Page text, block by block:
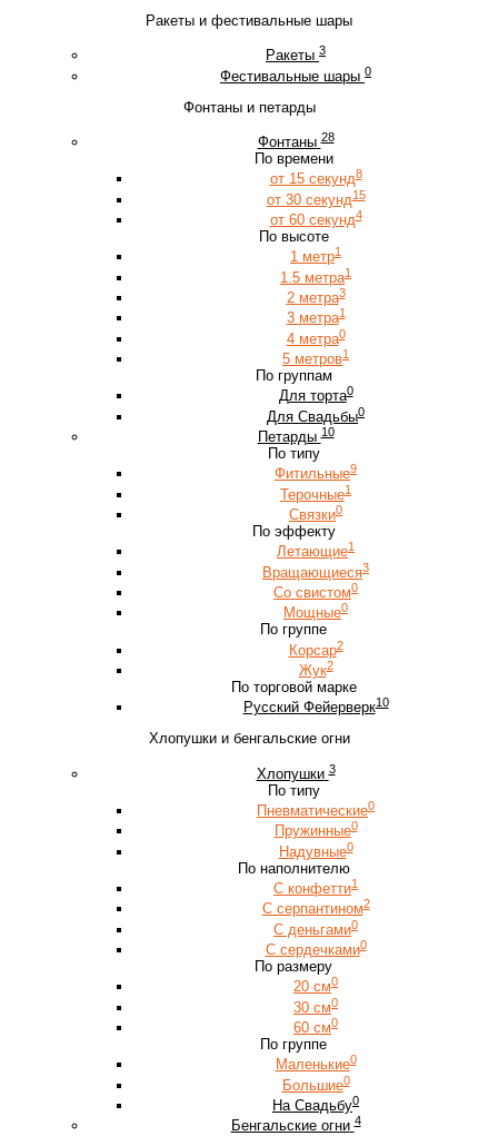
Ракеты и фестивальные шары
Ракеты 3
Фестивальные шары 0
Фонтаны и петарды
Фонтаны 28
По времени
от 15 секунд8
от 30 секунд15
от 60 секунд4
По высоте
1 метр1
1.5 метра1
2 метра3
3 метра1
4 метра0
5 метров1
По группам
Для торта0
Для Свадьбы0
Петарды 10
По типу
Фитильные9
Терочные1
Связки0
По эффекту
Летающие1
Вращающиеся3
Со свистом0
Мощные0
По группе
Корсар2
Жук2
По торговой марке
Русский Фейерверк10
Хлопушки и бенгальские огни
Хлопушки 3
По типу
Пневматические0
Пружинные0
Надувные0
По наполнителю
С конфетти1
С серпантином2
С деньгами0
С сердечками0
По размеру
20 см0
30 см0
60 см0
По группе
Маленькие0
Большие0
На Свадьбу0
Бенгальские огни 4